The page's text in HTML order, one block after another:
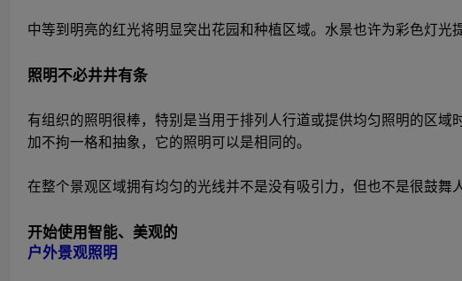
中等到明亮的红光将明显突出花园和种植区域。水景也许为彩色灯
照明不必井井有条
有组织的照明很棒，特别是当用于排列人行道或提供均匀照明的区
加不拘一格和抽象，它的照明可以是相同的。
在整个景观区域拥有均匀的光线并不是没有吸引力，但也不是很鼓舞
开始使用智能、美观的
户外景观照明